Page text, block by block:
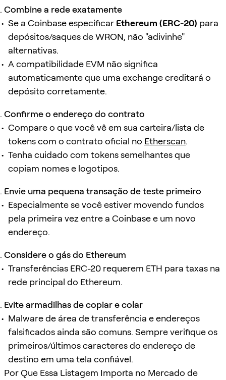
Combine a rede exatamente
Se a Coinbase especificar Ethereum (ERC-20) para
depósitos/saques de WRON, não "adivinhe"
alternativas.
A compatibilidade EVM não significa
automaticamente que uma exchange creditará o
depósito corretamente.
Confirme o endereço do contrato
Compare o que você vê em sua carteira/lista de
tokens com o contrato oficial no Etherscan.
Tenha cuidado com tokens semelhantes que
copiam nomes e logotipos.
Envie uma pequena transação de teste primeiro
Especialmente se você estiver movendo fundos
pela primeira vez entre a Coinbase e um novo
endereço.
Considere o gás do Ethereum
Transferências ERC-20 requerem ETH para taxas na
rede principal do Ethereum.
Evite armadilhas de copiar e colar
Malware de área de transferência e endereços
falsificados ainda são comuns. Sempre verifique os
primeiros/últimos caracteres do endereço de
destino em uma tela confiável.
Por Que Essa Listagem Importa no Mercado de